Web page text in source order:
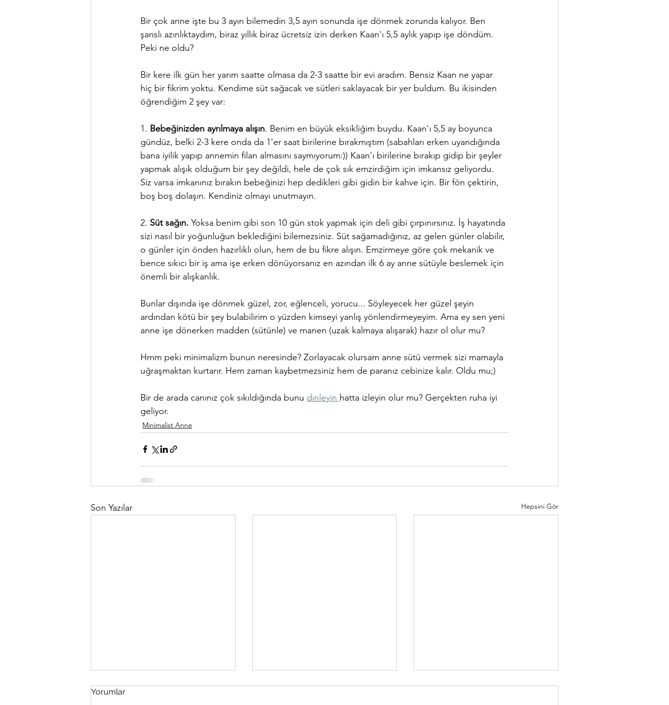
Bir çok anne işte bu 3 ayın bilemedin 3,5 ayın sonunda işe dönmek zorunda kalıyor. Ben
şanslı azınlıktaydım, biraz yıllık biraz ücretsiz izin derken Kaan'ı 5,5 aylık yapıp işe döndüm.
Peki ne oldu?
Bir kere ilk gün her yarım saatte olmasa da 2-3 saatte bir evi aradım. Bensiz Kaan ne yapar
hiç bir fikrim yoktu. Kendime süt sağacak ve sütleri saklayacak bir yer buldum. Bu ikisinden
öğrendiğim 2 şey var:
1. Bebeğinizden ayrılmaya alışın. Benim en büyük eksikliğim buydu. Kaan'ı 5,5 ay boyunca
gündüz, belki 2-3 kere onda da 1'er saat birilerine bırakmıştım (sabahları erken uyandığında
bana iyilik yapıp annemin filan almasını saymıyorum:)) Kaan'ı birilerine bırakıp gidip bir şeyler
yapmak alışık olduğum bir şey değildi, hele de çok sık emzirdiğim için imkansız geliyordu.
Siz varsa imkanınız bırakın bebeğinizi hep dedikleri gibi gidin bir kahve için. Bir fön çektirin,
boş boş dolaşın. Kendiniz olmayı unutmayın.
2. Süt sağın. Yoksa benim gibi son 10 gün stok yapmak için deli gibi çırpınırsınız. İş hayatında
sizi nasıl bir yoğunluğun beklediğini bilemezsiniz. Süt sağamadığınız, az gelen günler olabilir,
o günler için önden hazırlıklı olun, hem de bu fikre alışın. Emzirmeye göre çok mekanik ve
bence sıkıcı bir iş ama işe erken dönüyorsanız en azından ilk 6 ay anne sütüyle beslemek için
önemli bir alışkanlık.
Bunlar dışında işe dönmek güzel, zor, eğlenceli, yorucu... Söyleyecek her güzel şeyin
ardından kötü bir şey bulabilirim o yüzden kimseyi yanlış yönlendirmeyeyim. Ama ey sen yeni
anne işe dönerken madden (sütünle) ve manen (uzak kalmaya alışarak) hazır ol olur mu?
Hmm peki minimalizm bunun neresinde? Zorlayacak olursam anne sütü vermek sizi mamayla
uğraşmaktan kurtarır. Hem zaman kaybetmezsiniz hem de paranız cebinize kalır. Oldu mu;)
Bir de arada canınız çok sıkıldığında bunu dinleyin hatta izleyin olur mu? Gerçekten ruha iyi
geliyor.
Minimalist Anne
Son Yazılar Hepsini Gör
Yorumlar